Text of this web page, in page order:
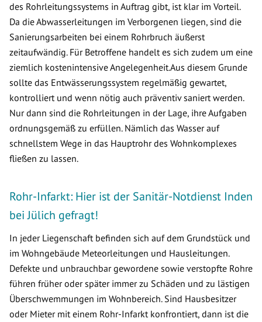
des Rohrleitungssystems in Auftrag gibt, ist klar im Vorteil.
Da die Abwasserleitungen im Verborgenen liegen, sind die
Sanierungsarbeiten bei einem Rohrbruch äußerst
zeitaufwändig. Für Betroffene handelt es sich zudem um eine
ziemlich kostenintensive Angelegenheit.Aus diesem Grunde
sollte das Entwässerungssystem regelmäßig gewartet,
kontrolliert und wenn nötig auch präventiv saniert werden.
Nur dann sind die Rohrleitungen in der Lage, ihre Aufgaben
ordnungsgemäß zu erfüllen. Nämlich das Wasser auf
schnellstem Wege in das Hauptrohr des Wohnkomplexes
fließen zu lassen.
Rohr-Infarkt: Hier ist der Sanitär-Notdienst Inden
bei Jülich gefragt!
In jeder Liegenschaft befinden sich auf dem Grundstück und
im Wohngebäude Meteorleitungen und Hausleitungen.
Defekte und unbrauchbar gewordene sowie verstopfte Rohre
führen früher oder später immer zu Schäden und zu lästigen
Überschwemmungen im Wohnbereich. Sind Hausbesitzer
oder Mieter mit einem Rohr-Infarkt konfrontiert, dann ist die